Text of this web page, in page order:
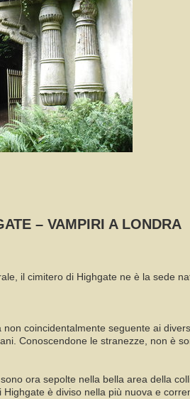
– VAMPIRI A LONDRA
il cimitero di Highgate ne è la sede
coincidentalmente seguente ai
Conoscendone le stranezze, non è
ora sepolte nella bella area della
è diviso nella più nuova e